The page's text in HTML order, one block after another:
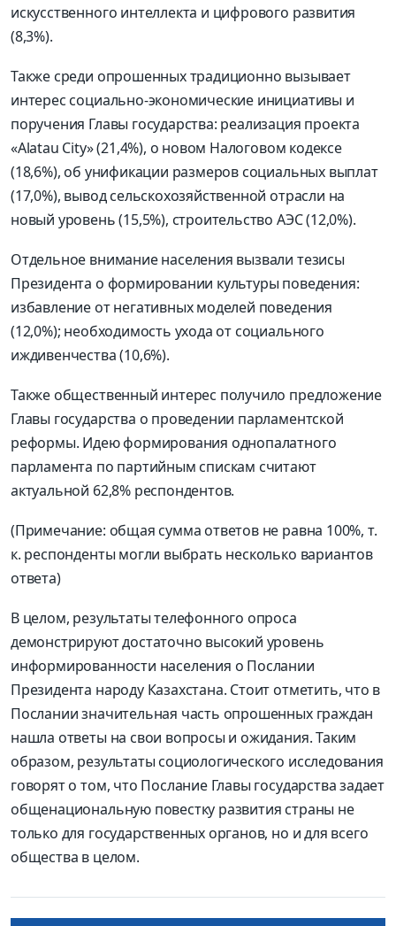
искусственного интеллекта и цифрового развития
(8,3%).
Также среди опрошенных традиционно вызывает
интерес социально-экономические инициативы и
поручения Главы государства: реализация проекта
«Alatau City» (21,4%), о новом Налоговом кодексе
(18,6%), об унификации размеров социальных выплат
(17,0%), вывод сельскохозяйственной отрасли на
новый уровень (15,5%), строительство АЭС (12,0%).
Отдельное внимание населения вызвали тезисы
Президента о формировании культуры поведения:
избавление от негативных моделей поведения
(12,0%); необходимость ухода от социального
иждивенчества (10,6%).
Также общественный интерес получило предложение
Главы государства о проведении парламентской
реформы. Идею формирования однопалатного
парламента по партийным спискам считают
актуальной 62,8% респондентов.
(Примечание: общая сумма ответов не равна 100%, т.
к. респонденты могли выбрать несколько вариантов
ответа)
В целом, результаты телефонного опроса
демонстрируют достаточно высокий уровень
информированности населения о Послании
Президента народу Казахстана. Стоит отметить, что в
Послании значительная часть опрошенных граждан
нашла ответы на свои вопросы и ожидания. Таким
образом, результаты социологического исследования
говорят о том, что Послание Главы государства задает
общенациональную повестку развития страны не
только для государственных органов, но и для всего
общества в целом.